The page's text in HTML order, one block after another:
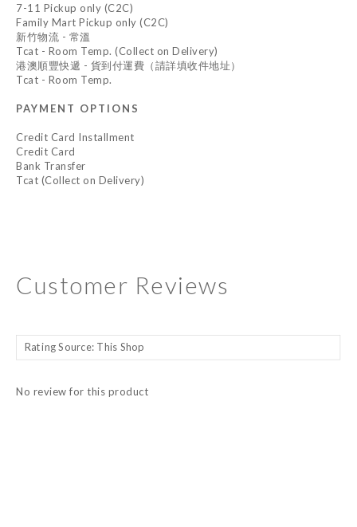
7-11 Pickup only (C2C)
Family Mart Pickup only (C2C)
新竹物流 - 常溫
Tcat - Room Temp. (Collect on Delivery)
港澳順豐快遞 - 貨到付運費（請詳填收件地址）
Tcat - Room Temp.
PAYMENT OPTIONS
Credit Card Installment
Credit Card
Bank Transfer
Tcat (Collect on Delivery)
Customer Reviews
No review for this product